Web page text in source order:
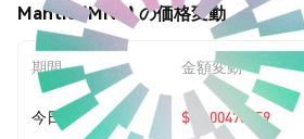
Mantle (MNT) の価格変動
期間 金額変動
今日 $-0.00473459